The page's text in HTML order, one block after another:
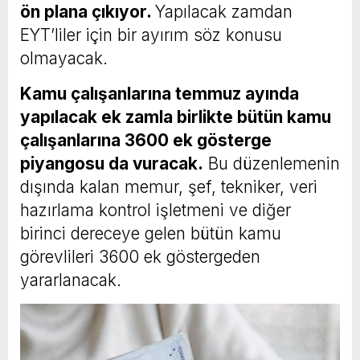
ön plana çıkıyor. Yapılacak zamdan
EYT’liler için bir ayırım söz konusu
olmayacak.
Kamu çalışanlarına temmuz ayında
yapılacak ek zamla birlikte bütün kamu
çalışanlarına 3600 ek gösterge
piyangosu da vuracak. Bu düzenlemenin
dışında kalan memur, şef, tekniker, veri
hazırlama kontrol işletmeni ve diğer
birinci dereceye gelen bütün kamu
görevlileri 3600 ek göstergeden
yararlanacak.